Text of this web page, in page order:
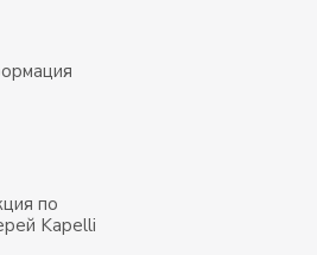
по
Kapelli